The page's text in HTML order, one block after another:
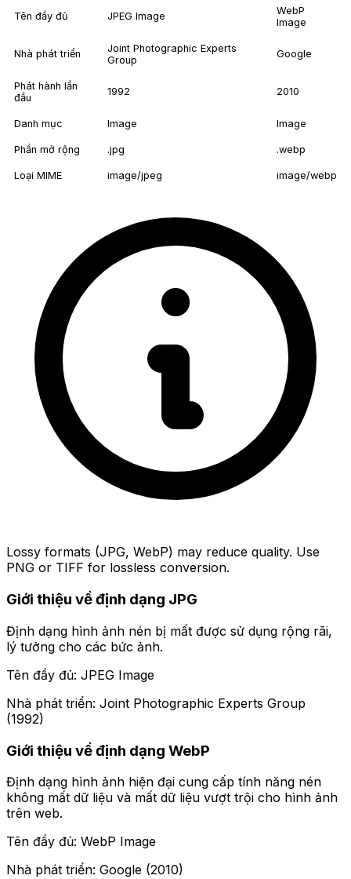
Tên đầy đủ JPEG Image
WebP
Image
Nhà phát triển
Joint Photographic Experts
Group
Google
Phát hành lần
đầu
1992 2010
Danh mục Image Image
Phần mở rộng .jpg .webp
Loại MIME image/jpeg image/webp
Lossy formats (JPG, WebP) may reduce quality. Use
PNG or TIFF for lossless conversion.
Giới thiệu về định dạng JPG
Định dạng hình ảnh nén bị mất được sử dụng rộng rãi,
lý tưởng cho các bức ảnh.
Tên đầy đủ: JPEG Image
Nhà phát triển: Joint Photographic Experts Group
(1992)
Giới thiệu về định dạng WebP
Định dạng hình ảnh hiện đại cung cấp tính năng nén
không mất dữ liệu và mất dữ liệu vượt trội cho hình ảnh
trên web.
Tên đầy đủ: WebP Image
Nhà phát triển: Google (2010)